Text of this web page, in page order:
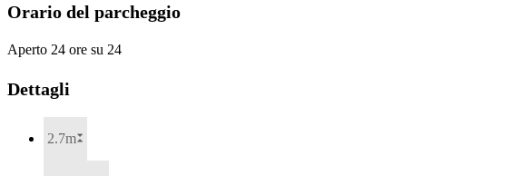
Orario del parcheggio
Aperto 24 ore su 24
Dettagli
2.7m